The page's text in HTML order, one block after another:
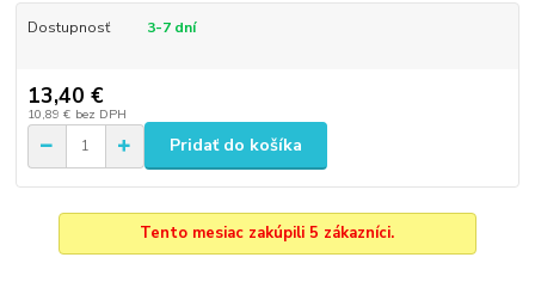
Dostupnosť 3-7 dní
13,40 €
10,89 € bez DPH
Pridať do košíka
Tento mesiac zakúpili 5 zákazníci.